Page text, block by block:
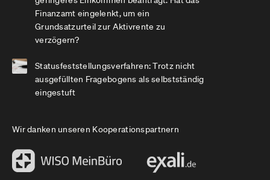
Finanzamt eingelenkt, um ein
Grundsatzurteil zur Aktivrente zu
verzögern?
Statusfeststellungsverfahren: Trotz nicht
ausgefüllten Fragebogens als selbstständig
eingestuft
Wir danken unseren Kooperationspartnern